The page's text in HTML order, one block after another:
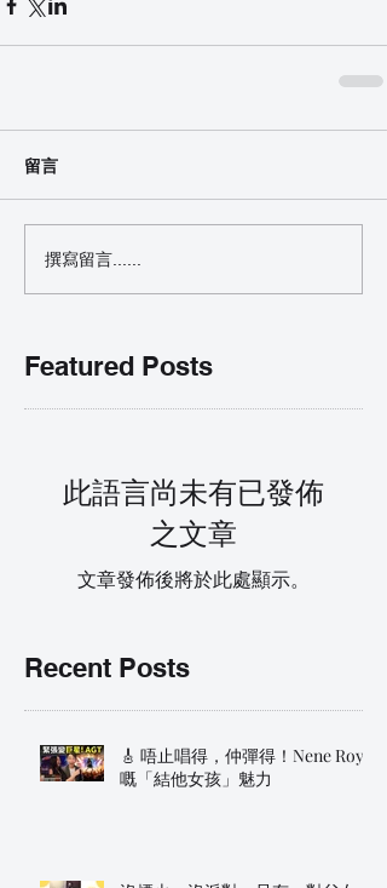
留言
撰寫留言......
Featured Posts
此語言尚未有已發佈
之文章
文章發佈後將於此處顯示。
Recent Posts
🎸 唔止唱得，仲彈得！Nene Royal
嘅「結他女孩」魅力